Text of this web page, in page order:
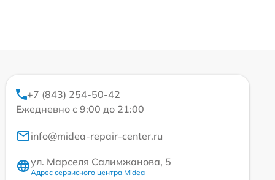
+7 (843) 254-50-42
Ежедневно с 9:00 до 21:00
info@midea-repair-center.ru
ул. Марселя Салимжанова, 5
Адрес сервисного центра Midea